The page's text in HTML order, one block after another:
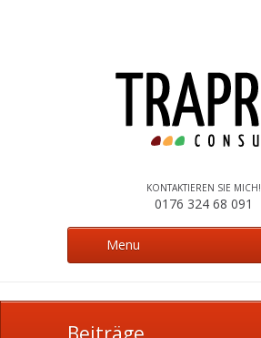
KONTAKTIEREN SIE MICH!
0176 324 68 091
Menu